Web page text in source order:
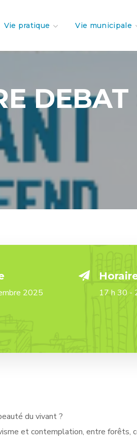
Vie pratique Vie municipale
2025 17 h 30 -
du vivant ?
et contemplation, entre forêts,